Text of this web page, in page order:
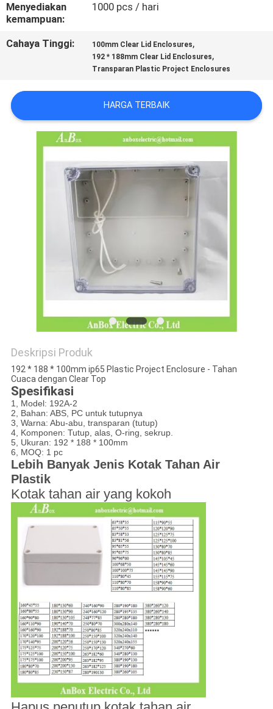
PENAWARAN
SHOPPING ONLINE
SITEMAP
PRIVACY
Menyediakan
kemampuan:
1000 pcs / hari
Cahaya Tinggi: 100mm Clear Lid Enclosures,
192 * 188mm Clear Lid Enclosures,
Transparan Plastic Project Enclosures
HARGA TERBAIK
Deskripsi Produk
192 * 188 * 100mm ip65 Plastic Project Enclosure - Tahan
Cuaca dengan Clear Top
Spesifikasi
1, Model: 192A-2
2, Bahan: ABS, PC untuk tutupnya
3, Warna: Abu-abu, transparan (tutup)
4, Komponen: Tutup, alas, O-ring, sekrup.
5, Ukuran: 192 * 188 * 100mm
6, MOQ: 1 pc
Lebih Banyak Jenis Kotak Tahan Air
Plastik
Kotak tahan air yang kokoh